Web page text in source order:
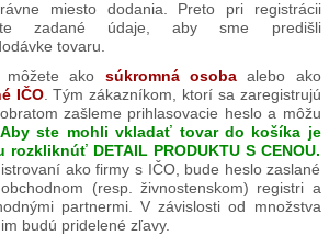
miesto dodania. Preto pri registrácii
zadané údaje, aby sme predišli
tovaru.
ako súkromná osobaalebo ako
IČO. Tým zákazníkom, ktorí sa zaregistrujú
zašleme prihlasovacie heslo a môžu
Aby ste mohli vkladať tovar do košíka je
DETAIL PRODUKTU S CENOU.
ako firmy s IČO, bude heslo zaslané
(resp. živnostenskom) registri a
partnermi. V závislosti od množstva
budú pridelené zľavy.